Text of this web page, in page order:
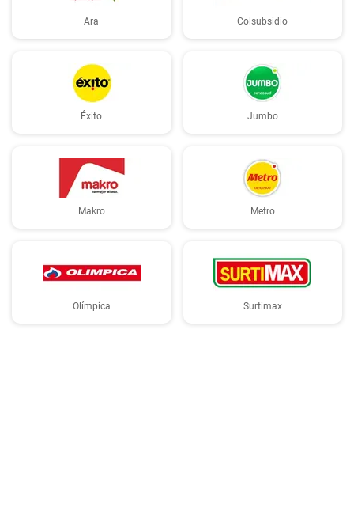
Ara Colsubsidio
Éxito Jumbo
Makro Metro
Olímpica Surtimax